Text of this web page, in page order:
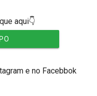
aqui👇
e no Facebbok